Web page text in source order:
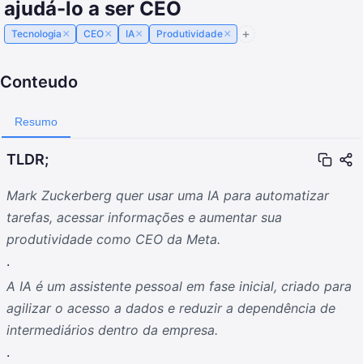
ajudá-lo a ser CEO
Tecnologia × CEO× IA× Produtividade×
Conteudo
Resumo
TLDR;
Mark Zuckerberg quer usar uma IA para automatizar
tarefas, acessar informações e aumentar sua
produtividade como CEO da Meta.
.
A IA é um assistente pessoal em fase inicial, criado para
agilizar o acesso a dados e reduzir a dependência de
intermediários dentro da empresa.
.